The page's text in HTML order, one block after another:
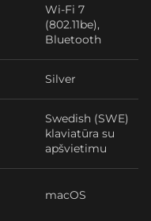
Wi-Fi 7
(802.11be),
Bluetooth
Silver
Swedish (SWE)
klaviatūra su
apšvietimu
macOS